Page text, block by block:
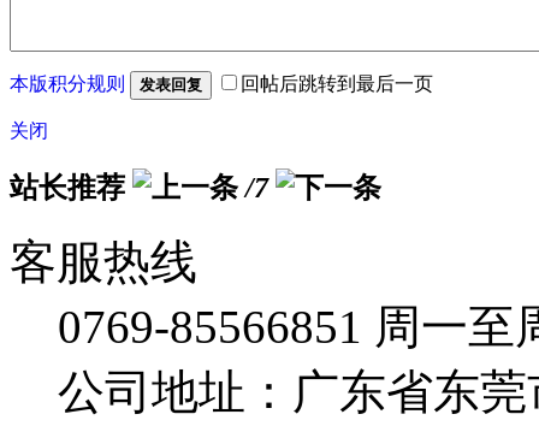
本版积分规则 发表回复 回帖后跳转到最后一页
关闭
站长推荐 /7
客服热线
0769-85566851 周一至
公司地址：广东省东